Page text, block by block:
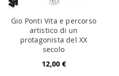
Gio Ponti Vita e percorso
artistico di un
protagonista del XX
secolo
12,00 €